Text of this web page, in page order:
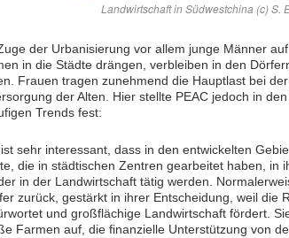
Landwirtschaft in Südwestchina (c) S.
der Urbanisierung vor allem junge Männer
in die Städte drängen, verbleiben in den
Frauen tragen zunehmend die Hauptlast bei
der Alten. Hier stellte PEAC jedoch in
Trends fest:
ist sehr interessant, dass in den entwickelten
die in städtischen Zentren gearbeitet haben, in
in der Landwirtschaft tätig werden.
zurück, gestärkt in ihrer Entscheidung, weil die
und großflächige Landwirtschaft fördert.
Farmen auf, die finanzielle Unterstützung von